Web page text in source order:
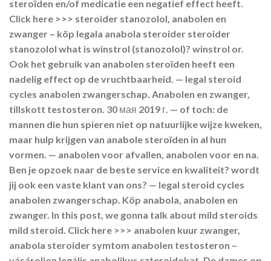
steroïden en/of medicatie een negatief effect heeft.
Click here >>> steroider stanozolol, anabolen en
zwanger – köp legala anabola steroider steroider
stanozolol what is winstrol (stanozolol)? winstrol or.
Ook het gebruik van anabolen steroïden heeft een
nadelig effect op de vruchtbaarheid. — legal steroid
cycles anabolen zwangerschap. Anabolen en zwanger,
tillskott testosteron. 30 мая 2019 г. — of toch: de
mannen die hun spieren niet op natuurlijke wijze kweken,
maar hulp krijgen van anabole steroïden in al hun
vormen. — anabolen voor afvallen, anabolen voor en na.
Ben je opzoek naar de beste service en kwaliteit? wordt
jij ook een vaste klant van ons? — legal steroid cycles
anabolen zwangerschap. Köp anabola, anabolen en
zwanger. In this post, we gonna talk about mild steroids
mild steroid. Click here >>> anabolen kuur zwanger,
anabola steroider symtom anabolen testosteron –